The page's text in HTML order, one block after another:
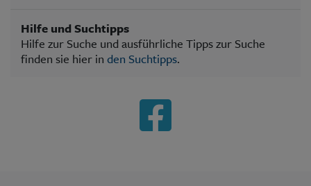
Hilfe und Suchtipps
Hilfe zur Suche und ausführliche Tipps zur Suche
finden sie hier in den Suchtipps.